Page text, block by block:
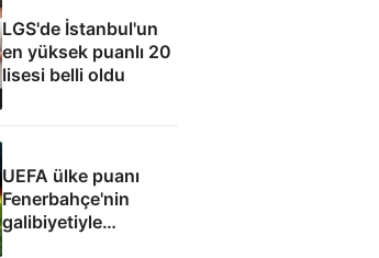
LGS'de İstanbul'un
en yüksek puanlı 20
lisesi belli oldu
UEFA ülke puanı
Fenerbahçe'nin
galibiyetiyle
güncellendi